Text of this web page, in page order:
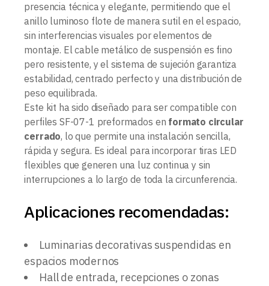
presencia técnica y elegante, permitiendo que el
anillo luminoso flote de manera sutil en el espacio,
sin interferencias visuales por elementos de
montaje. El cable metálico de suspensión es fino
pero resistente, y el sistema de sujeción garantiza
estabilidad, centrado perfecto y una distribución de
peso equilibrada.
Este kit ha sido diseñado para ser compatible con
perfiles SF-07-1 preformados en formato circular
cerrado, lo que permite una instalación sencilla,
rápida y segura. Es ideal para incorporar tiras LED
flexibles que generen una luz continua y sin
interrupciones a lo largo de toda la circunferencia.
Aplicaciones recomendadas:
Luminarias decorativas suspendidas en
espacios modernos
Hall de entrada, recepciones o zonas